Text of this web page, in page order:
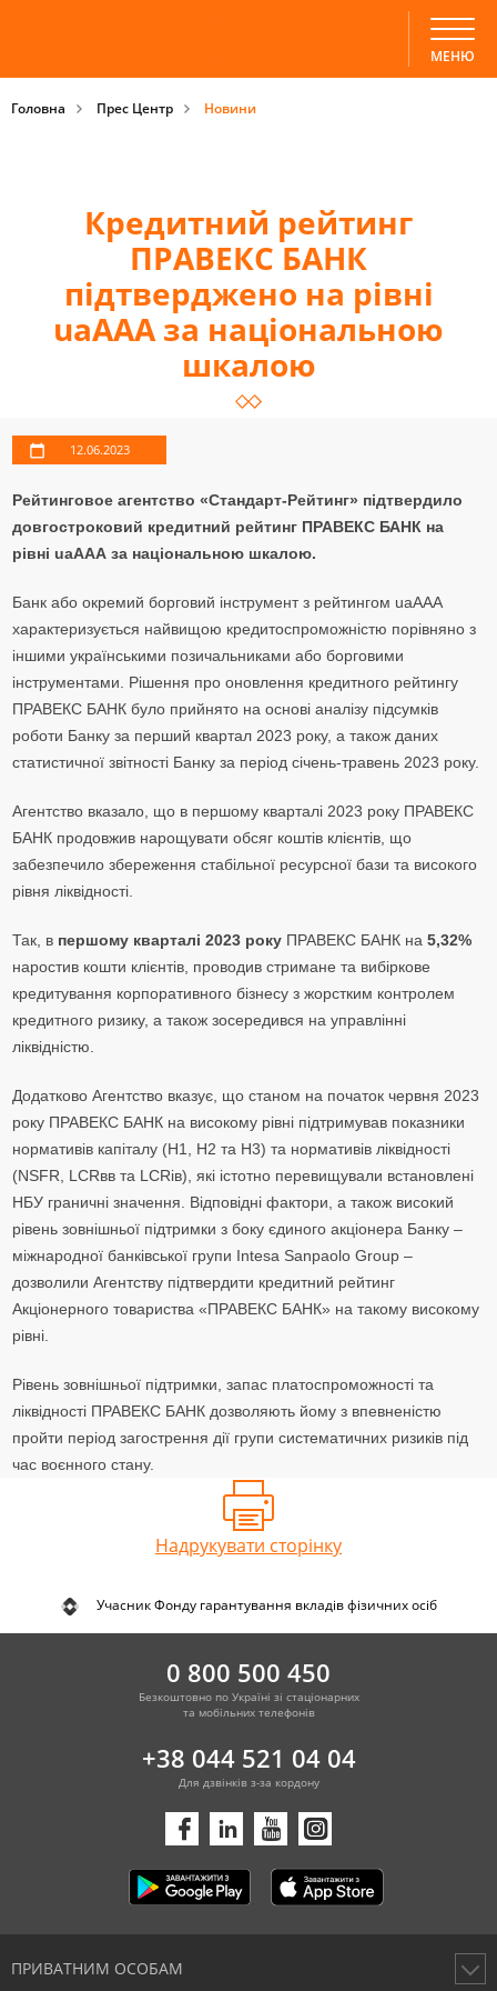
МЕНЮ
Головна Прес Центр Новини
Кредитний рейтинг
ПРАВЕКС БАНК
підтверджено на рівні
uaAAA за національною
шкалою
12.06.2023
Рейтинговое агентство «Стандарт-Рейтинг» підтвердило
довгостроковий кредитний рейтинг ПРАВЕКС БАНК на
рівні uaAАА за національною шкалою.
Банк або окремий борговий інструмент з рейтингом uaAАА
характеризується найвищою кредитоспроможністю порівняно з
іншими українськими позичальниками або борговими
інструментами. Рішення про оновлення кредитного рейтингу
ПРАВЕКС БАНК було прийнято на основі аналізу підсумків
роботи Банку за перший квартал 2023 року, а також даних
статистичної звітності Банку за період січень-травень 2023 року.
Агентство вказало, що в першому кварталі 2023 року ПРАВЕКС
БАНК продовжив нарощувати обсяг коштів клієнтів, що
забезпечило збереження стабільної ресурсної бази та високого
рівня ліквідності.
Так, в першому кварталі 2023 року ПРАВЕКС БАНК на 5,32%
наростив кошти клієнтів, проводив стримане та вибіркове
кредитування корпоративного бізнесу з жорстким контролем
кредитного ризику, а також зосередився на управлінні
ліквідністю.
Додатково Агентство вказує, що станом на початок червня 2023
року ПРАВЕКС БАНК на високому рівні підтримував показники
нормативів капіталу (Н1, Н2 та Н3) та нормативів ліквідності
(NSFR, LCRвв та LCRів), які істотно перевищували встановлені
НБУ граничні значення. Відповідні фактори, а також високий
рівень зовнішньої підтримки з боку єдиного акціонера Банку –
міжнародної банківської групи Intesa Sanpaolo Group –
дозволили Агентству підтвердити кредитний рейтинг
Акціонерного товариства «ПРАВЕКС БАНК» на такому високому
рівні.
Рівень зовнішньої підтримки, запас платоспроможності та
ліквідності ПРАВЕКС БАНК дозволяють йому з впевненістю
пройти період загострення дії групи систематичних ризиків під
час воєнного стану.
Надрукувати сторінку
Учасник Фонду гарантування вкладів фізичних осіб
0 800 500 450
Безкоштовно по Україні зі стаціонарних
та мобільних телефонів
+38 044 521 04 04
Для дзвінків з-за кордону
ПРИВАТНИМ ОСОБАМ